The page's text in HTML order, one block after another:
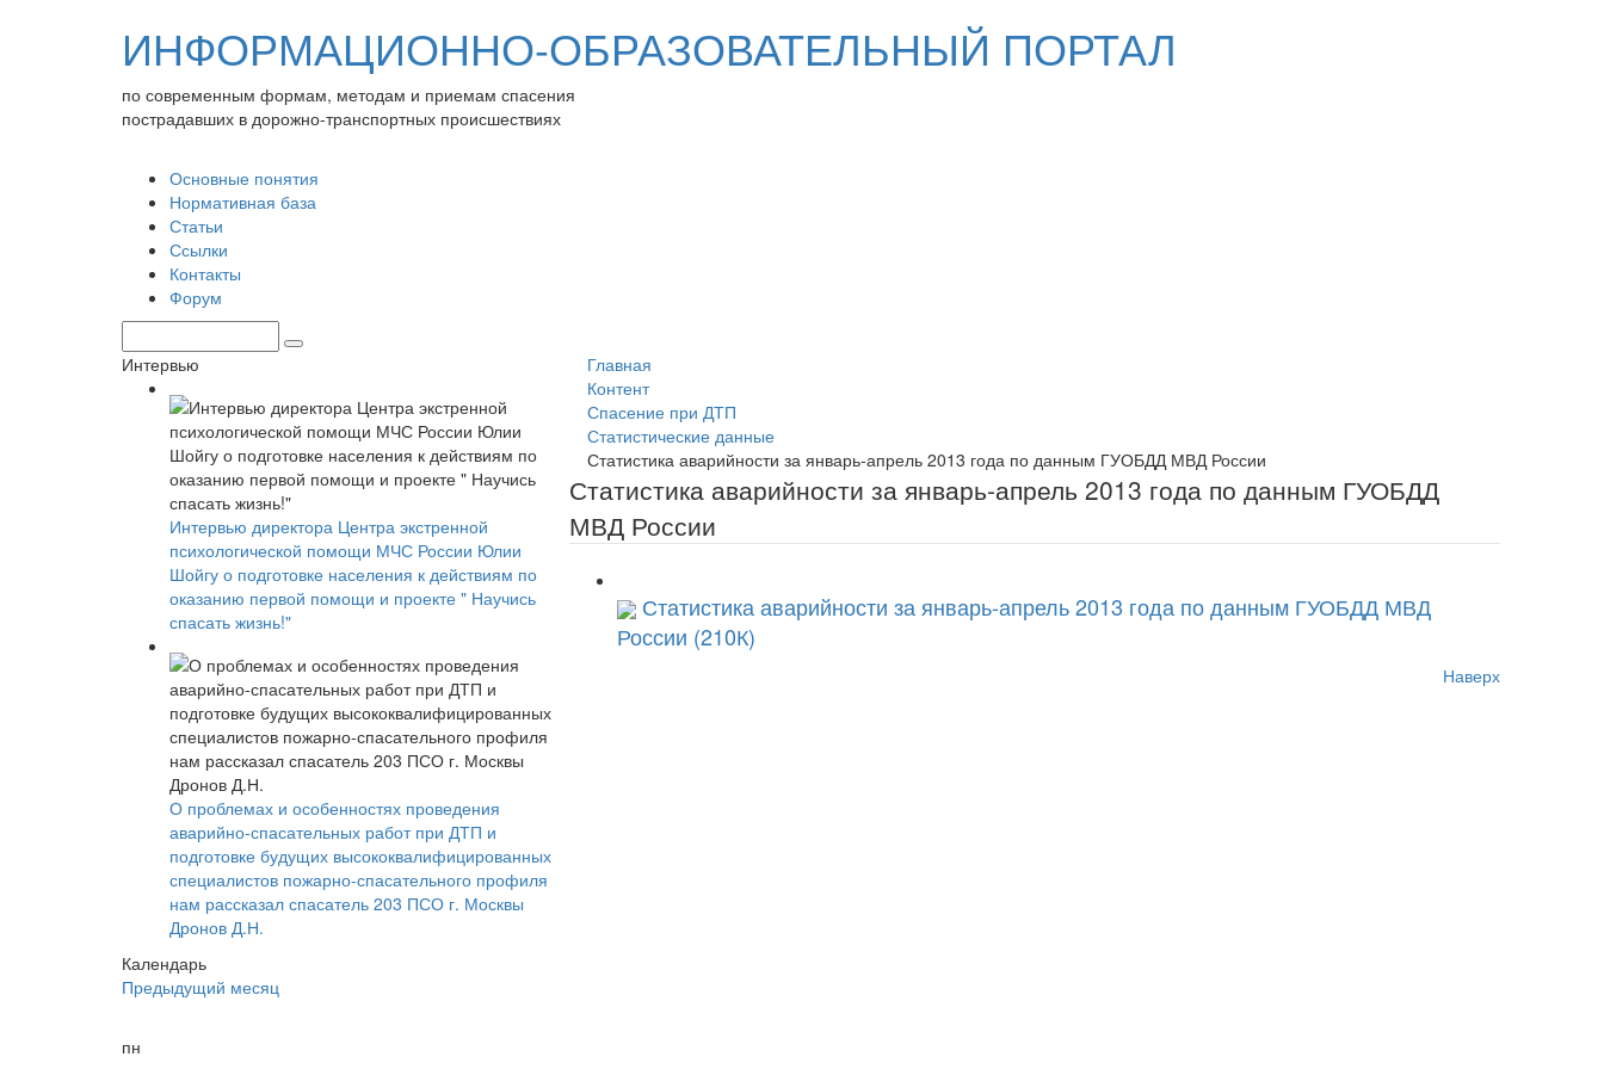
ИНФОРМАЦИОННО-ОБРАЗОВАТЕЛЬНЫЙ ПОРТАЛ
по современным формам, методам и приемам спасения
пострадавших в дорожно-транспортных происшествиях
Основные понятия
Нормативная база
Статьи
Ссылки
Контакты
Форум
Интервью
Интервью директора Центра экстренной
психологической помощи МЧС России Юлии
Шойгу о подготовке населения к действиям по
оказанию первой помощи и проекте " Научись
спасать жизнь!"
О проблемах и особенностях проведения
аварийно-спасательных работ при ДТП и
подготовке будущих высококвалифицированных
специалистов пожарно-спасательного профиля
нам рассказал спасатель 203 ПСО г. Москвы
Дронов Д.Н.
Календарь
Предыдущий месяц
пн
Главная
Контент
Спасение при ДТП
Статистические данные
Статистика аварийности за январь-апрель 2013 года по данным ГУОБДД МВД России
Статистика аварийности за январь-апрель 2013 года по данным ГУОБДД
МВД России
Статистика аварийности за январь-апрель 2013 года по данным ГУОБДД МВД
России (210К)
Наверх